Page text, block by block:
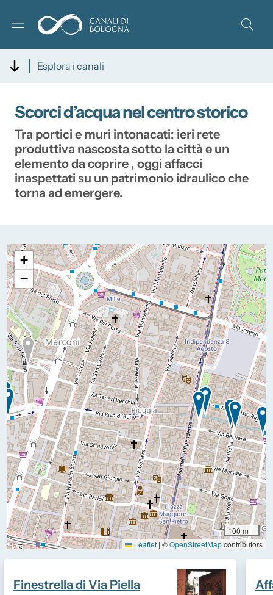
Esplora i canali
Scorci d’acqua nel centro storico
Tra portici e muri intonacati: ieri rete
produttiva nascosta sotto la città e un
elemento da coprire , oggi affacci
inaspettati su un patrimonio idraulico che
torna ad emergere.
+
−
100 m
Leaflet |©OpenStreetMapcontributors
Finestrella di Via Piella